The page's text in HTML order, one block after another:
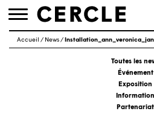
Toggle
Accueil / News/
Toutes les
Événement
Exposition
Information
Partenariat